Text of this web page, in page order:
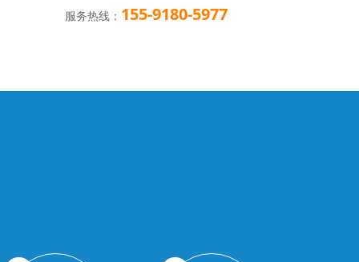
服务热线： 155-9180-5977